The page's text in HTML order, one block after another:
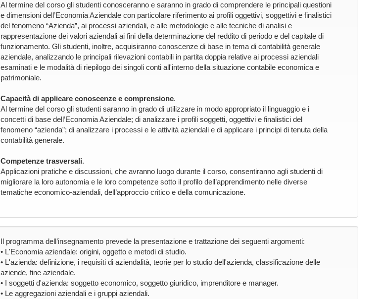
Al termine del corso gli studenti conosceranno e saranno in grado di comprendere le principali questioni
e dimensioni dell’Economia Aziendale con particolare riferimento ai profili oggettivi, soggettivi e finalistici
del fenomeno “Azienda”, ai processi aziendali, e alle metodologie e alle tecniche di analisi e
rappresentazione dei valori aziendali ai fini della determinazione del reddito di periodo e del capitale di
funzionamento. Gli studenti, inoltre, acquisiranno conoscenze di base in tema di contabilità generale
aziendale, analizzando le principali rilevazioni contabili in partita doppia relative ai processi aziendali
esaminati e le modalità di riepilogo dei singoli conti all'interno della situazione contabile economica e
patrimoniale.
Capacità di applicare conoscenze e comprensione.
Al termine del corso gli studenti saranno in grado di utilizzare in modo appropriato il linguaggio e i
concetti di base dell’Economia Aziendale; di analizzare i profili soggetti, oggettivi e finalistici del
fenomeno “azienda”; di analizzare i processi e le attività aziendali e di applicare i principi di tenuta della
contabilità generale.
Competenze trasversali.
Applicazioni pratiche e discussioni, che avranno luogo durante il corso, consentiranno agli studenti di
migliorare la loro autonomia e le loro competenze sotto il profilo dell’apprendimento nelle diverse
tematiche economico-aziendali, dell’approccio critico e della comunicazione.
Il programma dell’insegnamento prevede la presentazione e trattazione dei seguenti argomenti:
• L'Economia aziendale: origini, oggetto e metodi di studio.
• L'azienda: definizione, i requisiti di aziendalità, teorie per lo studio dell'azienda, classificazione delle
aziende, fine aziendale.
• I soggetti d'azienda: soggetto economico, soggetto giuridico, imprenditore e manager.
• Le aggregazioni aziendali e i gruppi aziendali.